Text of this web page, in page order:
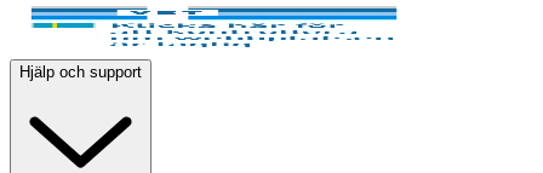
Hjälp och support